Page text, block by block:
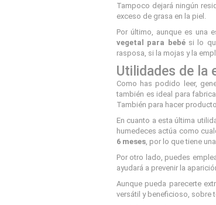
Tampoco dejará ningún
exceso de grasa en la piel.
Por último, aunque es una
vegetal para bebési lo
rasposa, si la mojas y la
Utilidades de la
Como has podido leer,
también es ideal para
También para hacer
En cuanto a esta última
humedeces actúa como
6 meses, por lo que tiene
Por otro lado, puedes
ayudará a prevenir la
Aunque pueda parecerte
versátil y beneficioso, sobre